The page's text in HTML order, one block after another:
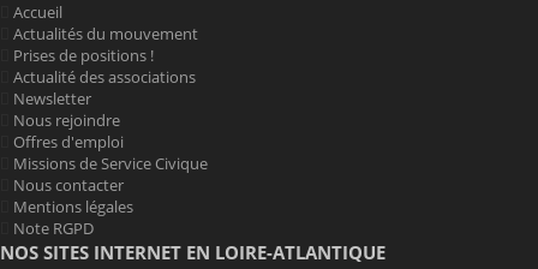
Accueil
Actualités du mouvement
Prises de positions !
Actualité des associations
Newsletter
Nous rejoindre
Offres d'emploi
Missions de Service Civique
Nous contacter
Mentions légales
Note RGPD
NOS SITES INTERNET EN LOIRE-ATLANTIQUE